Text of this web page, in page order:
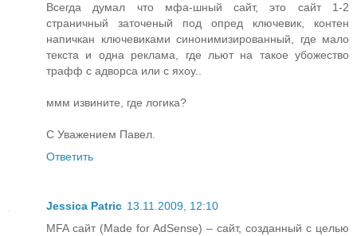
Всегда думал что мфа-шный сайт, это сайт 1-2
страничный заточеный под опред ключевик, контен
напичкан ключевиками синонимизированный, где мало
текста и одна реклама, где льют на такое убожество
трафф с адворса или с яхоу..
ммм извините, где логика?
С Уважением Павел.
Ответить
Jessica Patric 13.11.2009, 12:10
MFA сайт (Made for AdSense) – сайт, созданный с целью